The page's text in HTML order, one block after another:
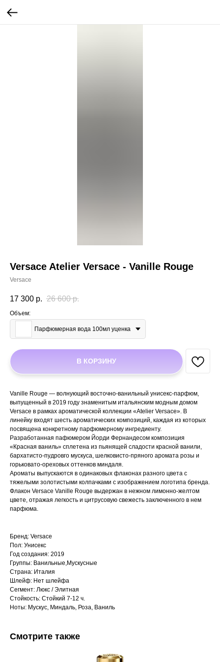
Versace Atelier Versace - Vanille Rouge
Versace
17 300 р. 26 600 р.
Объем:
Парфюмерная вода 100мл уценка
В КОРЗИНУ
Vanille Rouge — волнующий восточно-ванильный унисекс-парфюм,
выпущенный в 2019 году знаменитым итальянским модным домом
Versace в рамках ароматической коллекции «Atelier Versace». В
линейку входят шесть ароматических композиций, каждая из которых
посвящена конкретному парфюмерному ингредиенту.
Разработанная пафюмером Йорди Фернандесом композиция
«Красная ваниль» сплетена из пьянящей сладости красной ванили,
бархатисто-пудровго мускуса, шелковисто-пряного аромата розы и
горьковато-ореховых оттенков миндаля.
Ароматы выпускаются в одинаковых флаконах разного цвета с
тяжелыми золотистыми колпачками с изображением логотипа бренда.
Флакон Versace Vanille Rouge выдержан в нежном лимонно-желтом
цвете, отражая легкость и цитрусовую свежесть заключенного в нем
парфюма.
Бренд: Versace
Пол: Унисекс
Год создания: 2019
Группы: Ванильные,Мускусные
Страна: Италия
Шлейф: Нет шлейфа
Сегмент: Люкс / Элитная
Стойкость: Стойкий 7-12 ч.
Ноты: Мускус, Миндаль, Роза, Ваниль
Смотрите также